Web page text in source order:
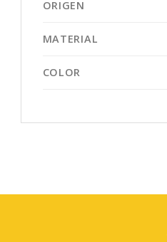
ORIGEN
MATERIAL
COLOR